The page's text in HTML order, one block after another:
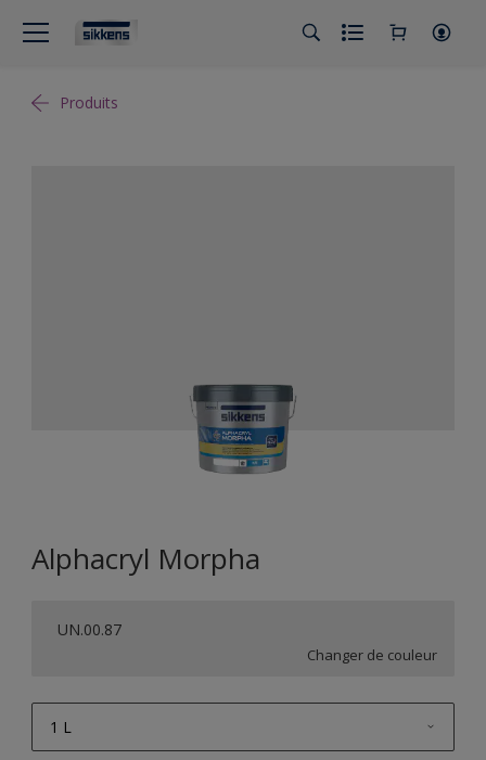
Produits
Alphacryl Morpha
UN.00.87
Changer de couleur
1 L